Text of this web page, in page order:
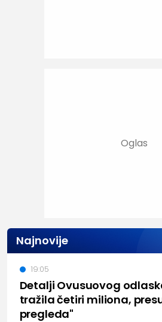
Najnovije
Detalji Ovusuovog
tražila četiri miliona,
pregleda"
19:05